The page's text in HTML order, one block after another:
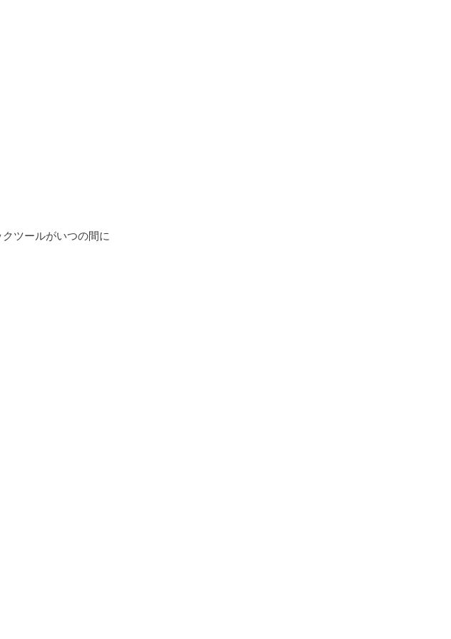
ツールがいつの間に